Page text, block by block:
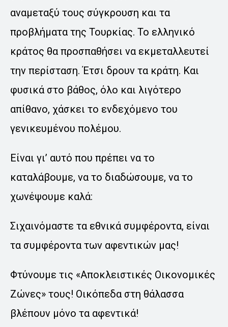
αναμεταξύ τους σύγκρουση και τα
προβλήματα της Τουρκίας. Το ελληνικό
κράτος θα προσπαθήσει να εκμεταλλευτεί
την περίσταση. Έτσι δρουν τα κράτη. Και
φυσικά στο βάθος, όλο και λιγότερο
απίθανο, χάσκει το ενδεχόμενο του
γενικευμένου πολέμου.
Είναι γι’ αυτό που πρέπει να το
καταλάβουμε, να το διαδώσουμε, να το
χωνέψουμε καλά:
Σιχαινόμαστε τα εθνικά συμφέροντα, είναι
τα συμφέροντα των αφεντικών μας!
Φτύνουμε τις «Αποκλειστικές Οικονομικές
Ζώνες» τους! Οικόπεδα στη θάλασσα
βλέπουν μόνο τα αφεντικά!